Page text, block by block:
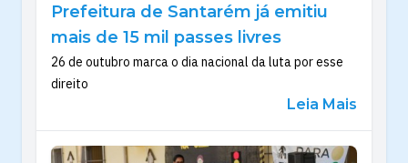
Prefeitura de Santarém já emitiu
mais de 15 mil passes livres
26 de outubro marca o dia nacional da luta por esse
direito
Leia Mais